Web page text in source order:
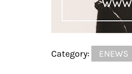
Category: ENEWS